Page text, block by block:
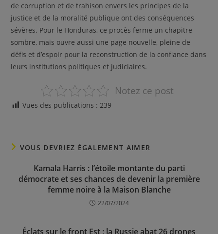
de corruption et de trahison envers les principes de la
justice et de la moralité publique ont des conséquences
sévères. Pour le Honduras, ce procès ferme un chapitre
sombre, mais ouvre aussi une page nouvelle, pleine de
défis et d’espoir pour la reconstruction de la confiance dans
leurs institutions politiques et judiciaires.
Notez ce post
Vues des publications : 239
VOUS DEVRIEZ ÉGALEMENT AIMER
Kamala Harris : l’étoile montante du parti
démocrate et ses chances de devenir la première
femme noire à la Maison Blanche
22/07/2024
Éclats sur le front Est : la Russie abat 26 drones